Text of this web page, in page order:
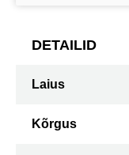
DETAILID
Laius
Kõrgus